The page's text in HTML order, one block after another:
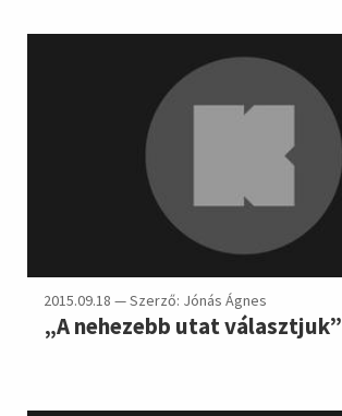
2015.09.18 — Szerző: Jónás Ágnes
„A nehezebb utat választjuk”